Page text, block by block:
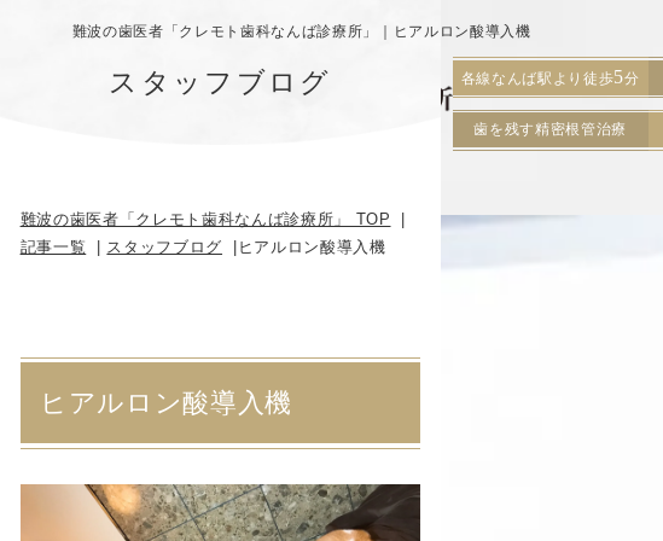
難波の歯医者「クレモト歯科なんば診療所」｜ヒアルロン酸導入機
各線なんば駅より徒歩5分
歯を残す精密根管治療
スタッフブログ
難波の歯医者「クレモト歯科なんば診療所」 TOP
記事一覧
スタッフブログ ヒアルロン酸導入機
ヒアルロン酸導入機